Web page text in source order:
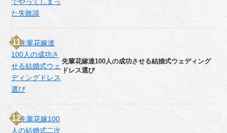
先輩花嫁達100人の成功させる結婚式ウェディング
ドレス選び